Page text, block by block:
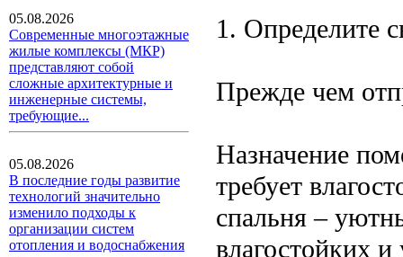
05.08.2026
Современные многоэтажные
жилые комплексы (МКР)
представляют собой
сложные архитектурные и
инженерные системы,
требующие...
05.08.2026
В последние годы развитие
технологий значительно
изменило подходы к
организации систем
отопления и водоснабжения
1. Определите
Прежде чем
Назначение
требует
спальня –
влагостойких